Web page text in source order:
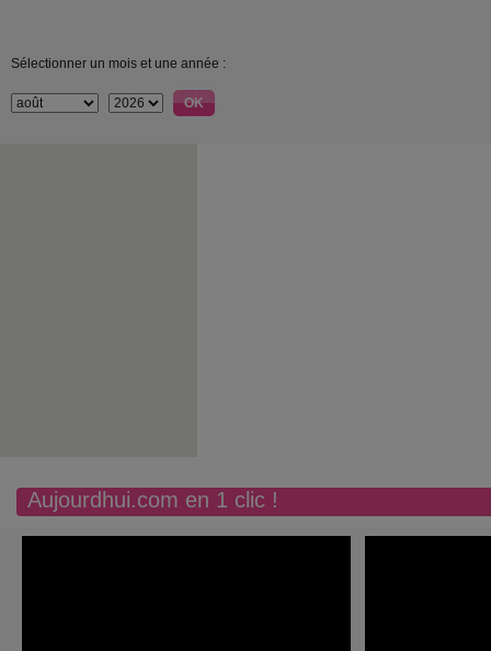
Sélectionner un mois et une année :
Aujourdhui.com en 1 clic !